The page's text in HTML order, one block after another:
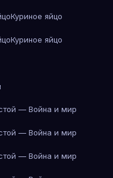
Куриное яйцо
Куриное яйцо
— Война и мир
— Война и мир
— Война и мир